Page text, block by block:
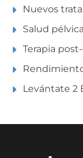
Nuevos
Salud pélvica
Terapia
Levántate 2